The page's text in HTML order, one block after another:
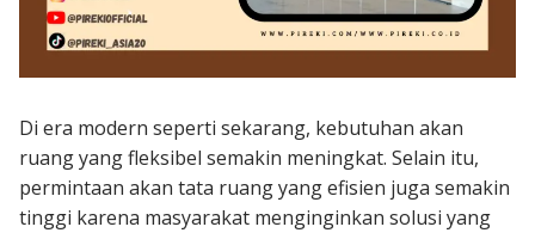
Di era modern seperti sekarang, kebutuhan akan
ruang yang fleksibel semakin meningkat. Selain itu,
permintaan akan tata ruang yang efisien juga semakin
tinggi karena masyarakat menginginkan solusi yang